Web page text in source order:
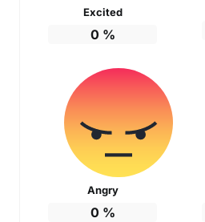
Excited
0 %
Angry
0 %